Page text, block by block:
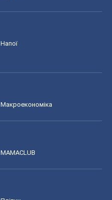
Напої
Макроекономіка
MAMACLUB